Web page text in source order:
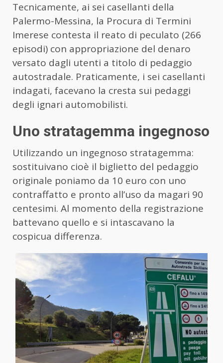
Tecnicamente, ai sei casellanti della
Palermo-Messina, la Procura di Termini
Imerese contesta il reato di peculato (266
episodi) con appropriazione del denaro
versato dagli utenti a titolo di pedaggio
autostradale. Praticamente, i sei casellanti
indagati, facevano la cresta sui pedaggi
degli ignari automobilisti.
Uno stratagemma ingegnoso
Utilizzando un ingegnoso stratagemma:
sostituivano cioè il biglietto del pedaggio
originale poniamo da 10 euro con uno
contraffatto e pronto all’uso da magari 90
centesimi. Al momento della registrazione
battevano quello e si intascavano la
cospicua differenza.